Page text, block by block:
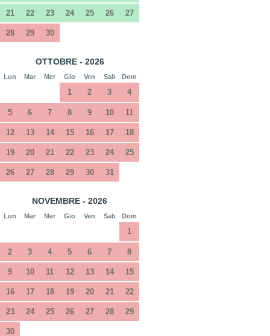
21 22 23 24 25 26 27
28 29 30
OTTOBRE - 2026
Lun Mar Mer Gio Ven Sab Dom
1 2 3 4
5 6 7 8 9 10 11
12 13 14 15 16 17 18
19 20 21 22 23 24 25
26 27 28 29 30 31
NOVEMBRE - 2026
Lun Mar Mer Gio Ven Sab Dom
1
2 3 4 5 6 7 8
9 10 11 12 13 14 15
16 17 18 19 20 21 22
23 24 25 26 27 28 29
30